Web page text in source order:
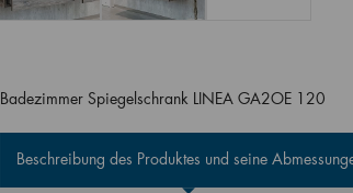
Badezimmer Spiegelschrank LINEA GA2OE 120
Beschreibung des Produktes und seine